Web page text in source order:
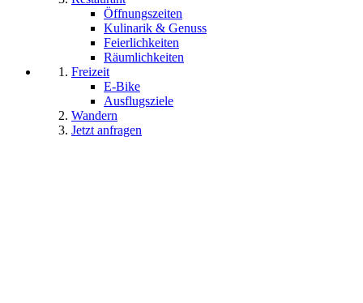
Öffnungszeiten
Kulinarik & Genuss
Feierlichkeiten
Räumlichkeiten
Freizeit
E-Bike
Ausflugsziele
Wandern
Jetzt anfragen